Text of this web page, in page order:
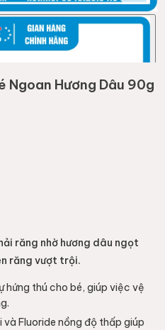
Ngoan Hương Dâu 90g
răng nhờ hương dâu ngọt
răng vượt trội.
hứng thú cho bé, giúp việc vệ
và Fluoride nồng độ thấp giúp